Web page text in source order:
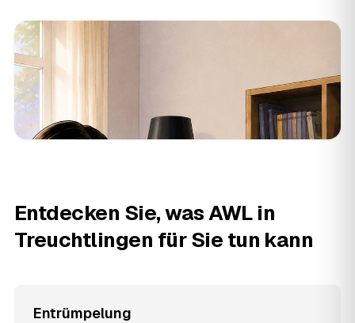
Entdecken Sie, was AWL in
Treuchtlingen für Sie tun kann
Entrümpelung